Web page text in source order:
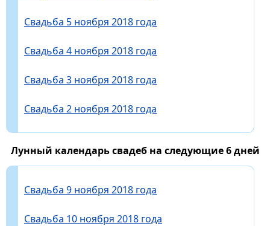
Свадьба 5 ноября 2018 года
Свадьба 4 ноября 2018 года
Свадьба 3 ноября 2018 года
Свадьба 2 ноября 2018 года
Лунный календарь свадеб на следующие 6 дней
Свадьба 9 ноября 2018 года
Свадьба 10 ноября 2018 года